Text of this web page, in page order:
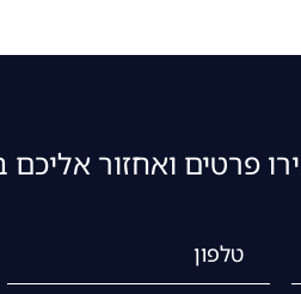
פרטים ואחזור